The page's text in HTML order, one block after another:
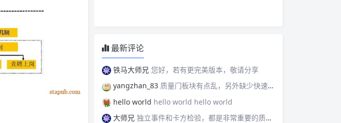
最新评论
铁马大师兄 您好，若有更完美版本，敬请分享
yangzhan_83 质量门板块有点乱，另外缺少快速反应板块。
hello world hello world hello world
大师兄 独立事件和卡方检验，都是非常重要的质量管理概念，挺难理解的。